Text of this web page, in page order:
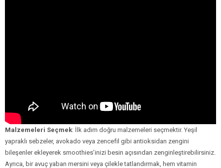
Malzemeleri Seçmek: İlk adım doğru malzemeleri seçmektir. Yeşil
yapraklı sebzeler, avokado veya zencefil gibi antioksidan zengini
bileşenler ekleyerek smoothies’inizi besin açısından zenginleştirebilirsiniz.
Ayrıca, bir avuç yaban mersini veya çilekle tatlandırmak, hem vitamin